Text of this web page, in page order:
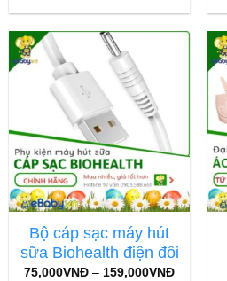
Bộ cáp sạc máy hút
sữa Biohealth điện đôi
75,000VNĐ – 159,000VNĐ